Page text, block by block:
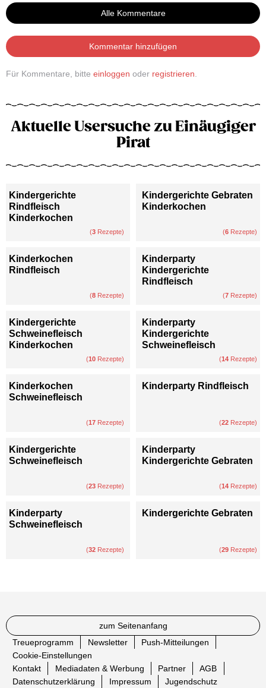
Alle Kommentare
Kommentar hinzufügen
Für Kommentare, bitte einloggen oder registrieren.
Aktuelle Usersuche zu Einäugiger
Pirat
Kindergerichte
Rindfleisch
Kinderkochen
(3 Rezepte)
Kindergerichte Gebraten
Kinderkochen
(6 Rezepte)
Kinderkochen
Rindfleisch
(8 Rezepte)
Kinderparty
Kindergerichte
Rindfleisch
(7 Rezepte)
Kindergerichte
Schweinefleisch
Kinderkochen
(10 Rezepte)
Kinderparty
Kindergerichte
Schweinefleisch
(14 Rezepte)
Kinderkochen
Schweinefleisch
(17 Rezepte)
Kinderparty Rindfleisch
(22 Rezepte)
Kindergerichte
Schweinefleisch
(23 Rezepte)
Kinderparty
Kindergerichte Gebraten
(14 Rezepte)
Kinderparty
Schweinefleisch
(32 Rezepte)
Kindergerichte Gebraten
(29 Rezepte)
zum Seitenanfang
Treueprogramm
Newsletter
Push-Mitteilungen
Cookie-Einstellungen
Kontakt
Mediadaten & Werbung Partner
AGB
Datenschutzerklärung
Impressum Jugendschutz